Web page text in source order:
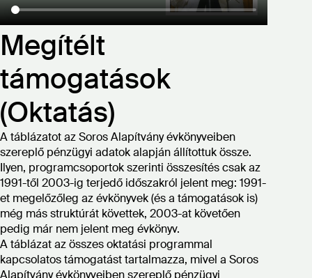
Megítélt
támogatások
(Oktatás)
A táblázatot az Soros Alapítvány évkönyveiben
szereplő pénzügyi adatok alapján állítottuk össze.
Ilyen, programcsoportok szerinti összesítés csak az
1991-től 2003-ig terjedő időszakról jelent meg: 1991-
et megelőzőleg az évkönyvek (és a támogatások is)
még más struktúrát követtek, 2003-at követően
pedig már nem jelent meg évkönyv.
A táblázat az összes oktatási programmal
kapcsolatos támogatást tartalmazza, mivel a Soros
Alapítvány évkönyveiben szereplő pénzügyi